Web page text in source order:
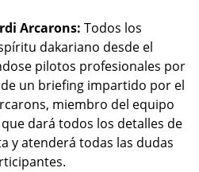
Arcarons: Todos los
dakariano desde el
pilotos profesionales por
un briefing impartido por el
miembro del equipo
dará todos los detalles de
y atenderá todas las dudas